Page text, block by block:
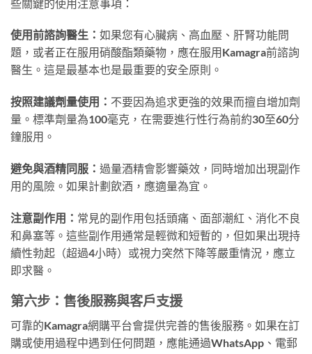
些關鍵的使用注意事項：
使用前諮詢醫生： 如果您有心臟病、高血壓、肝腎功能問
題，或者正在服用硝酸酯類藥物，應在服用Kamagra前諮詢
醫生。這是最基本也是最重要的安全原則。
按照建議劑量使用： 不要因為追求更強的效果而擅自增加劑
量。標準劑量為100毫克，在需要進行性行為前約30至60分
鐘服用。
避免與酒精同服： 過量酒精會影響藥效，同時增加出現副作
用的風險。如果計劃飲酒，應適量為宜。
注意副作用： 常見的副作用包括頭痛、面部潮紅、消化不良
和鼻塞等。這些副作用通常是輕微和短暫的，但如果出現持
續性勃起（超過4小時）或視力突然下降等嚴重情況，應立
即求醫。
第六步：售後服務與客戶支援
可靠的Kamagra網購平台會提供完善的售後服務。如果在訂
購或使用過程中遇到任何問題，應能通過WhatsApp、電郵